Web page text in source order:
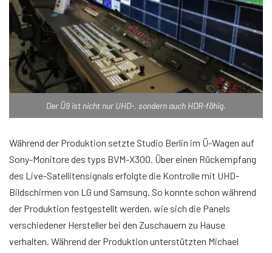
Der Ü9 ist nicht nur UHD-, sondern auch HDR-fähig.
Während der Produktion setzte Studio Berlin im Ü-Wagen auf
Sony-Monitore des typs BVM-X300. Über einen Rückempfang
des Live-Satellitensignals erfolgte die Kontrolle mit UHD-
Bildschirmen von LG und Samsung. So konnte schon während
der Produktion festgestellt werden, wie sich die Panels
verschiedener Hersteller bei den Zuschauern zu Hause
verhalten. Während der Produktion unterstützten Michael